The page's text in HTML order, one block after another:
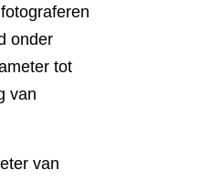
onder
tot
van
van